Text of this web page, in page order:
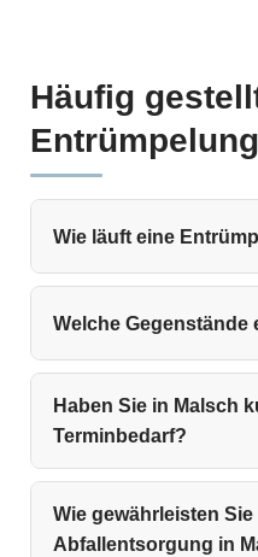
Häufig
Entrümpelung
Wie läuft eine
Welche Gegenstände
Haben Sie in Malsch
Terminbedarf?
Wie gewährleisten
Abfallentsorgung in